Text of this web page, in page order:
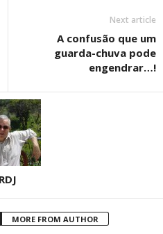
Next article
A confusão que um
guarda-chuva pode
engendrar…!
RDJ
MORE FROM AUTHOR